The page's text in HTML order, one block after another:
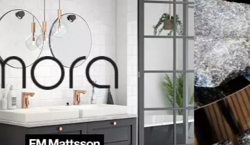
Vapaavalintainen
julkaisemme